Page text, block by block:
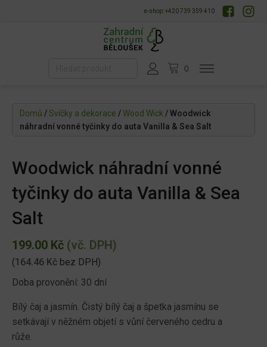
e-shop: +420 739 359 410
Domů /Svíčky a dekorace /Wood Wick/ Woodwick
náhradní vonné tyčinky do auta Vanilla & Sea Salt
Woodwick náhradní vonné
tyčinky do auta Vanilla & Sea
Salt
199.00 Kč (vč. DPH)
(164.46 Kč bez DPH)
Doba provonění: 30 dní
Bílý čaj a jasmín. Čistý bílý čaj a špetka jasmínu se
setkávají v něžném objetí s vůní červeného cedru a
růže.